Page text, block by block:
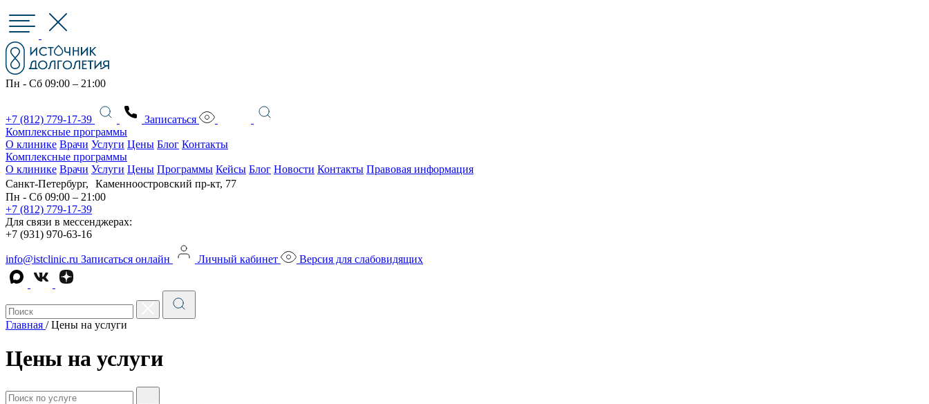
Пн - Сб 09:00 – 21:00
+7 (812) 779-17-39
Записаться
Комплексные программы
О клинике Врачи Услуги Цены Блог Контакты
Комплексные программы
О клинике Врачи Услуги Цены Программы Кейсы Блог Новости Контакты Правовая информация
Санкт-Петербург, Каменноостровский пр-кт, 77
Пн - Сб 09:00 – 21:00
+7 (812) 779-17-39
Для связи в мессенджерах:
+7 (931) 970-63-16
info@istclinic.ru Записаться онлайн Личный кабинет Версия для слабовидящих
Главная / Цены на услуги
Цены на услуги